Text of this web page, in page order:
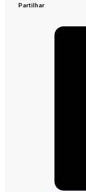
Partilhar